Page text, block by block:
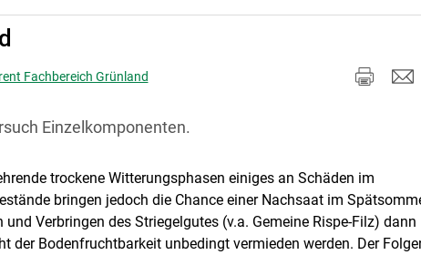
Fachbereich Grünland
Einzelkomponenten.
trockene Witterungsphasen einiges an Schäden im
bringen jedoch die Chance einer Nachsaat im
Verbringen des Striegelgutes (v.a. Gemeine Rispe-Filz) dann
der Bodenfruchtbarkeit unbedingt vermieden werden. Der